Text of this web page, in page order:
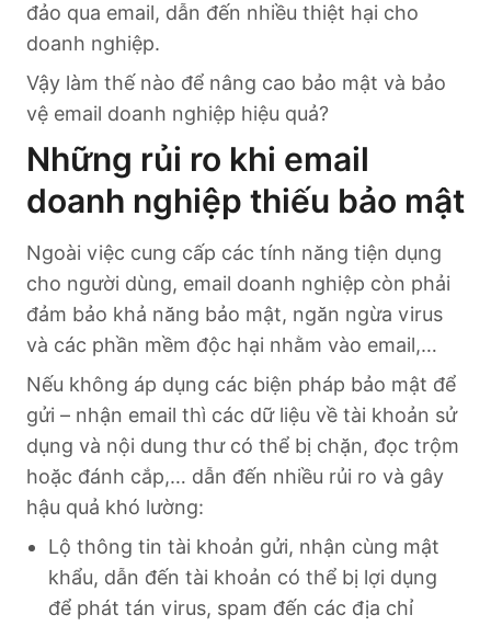
đảo qua email, dẫn đến nhiều thiệt hại cho
doanh nghiệp.
Vậy làm thế nào để nâng cao bảo mật và bảo
vệ email doanh nghiệp hiệu quả?
Những rủi ro khi email
doanh nghiệp thiếu bảo mật
Ngoài việc cung cấp các tính năng tiện dụng
cho người dùng, email doanh nghiệp còn phải
đảm bảo khả năng bảo mật, ngăn ngừa virus
và các phần mềm độc hại nhằm vào email,…
Nếu không áp dụng các biện pháp bảo mật để
gửi – nhận email thì các dữ liệu về tài khoản sử
dụng và nội dung thư có thể bị chặn, đọc trộm
hoặc đánh cắp,… dẫn đến nhiều rủi ro và gây
hậu quả khó lường:
Lộ thông tin tài khoản gửi, nhận cùng mật
khẩu, dẫn đến tài khoản có thể bị lợi dụng
để phát tán virus, spam đến các địa chỉ